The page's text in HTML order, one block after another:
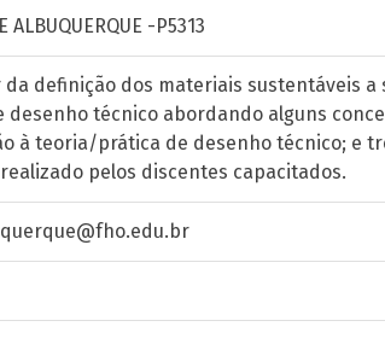
ALBUQUERQUE -P5313
definição dos materiais sustentáveis
técnico abordando alguns
à teoria/prática de desenho técnico; e
pelos discentes capacitados.